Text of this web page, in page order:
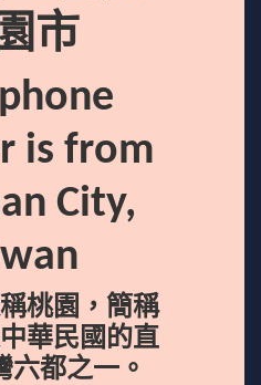
市
is from
City,
桃園，簡稱
華民國的直
六都之一。